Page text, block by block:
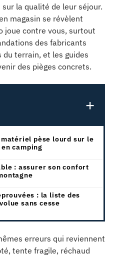
la qualité de leur séjour.
magasin se révèlent
joue contre vous, surtout
des fabricants
terrain, et les guides
des pièges concrets.
pèse lourd sur le
camping
: assurer son confort
: la liste des
sans cesse
erreurs qui reviennent
tente fragile, réchaud